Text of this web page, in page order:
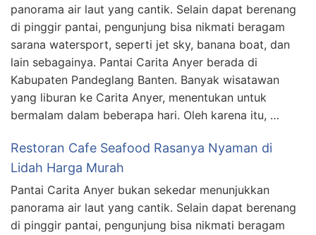
panorama air laut yang cantik. Selain dapat berenang
di pinggir pantai, pengunjung bisa nikmati beragam
sarana watersport, seperti jet sky, banana boat, dan
lain sebagainya. Pantai Carita Anyer berada di
Kabupaten Pandeglang Banten. Banyak wisatawan
yang liburan ke Carita Anyer, menentukan untuk
bermalam dalam beberapa hari. Oleh karena itu, …
Restoran Cafe Seafood Rasanya Nyaman di
Lidah Harga Murah
Pantai Carita Anyer bukan sekedar menunjukkan
panorama air laut yang cantik. Selain dapat berenang
di pinggir pantai, pengunjung bisa nikmati beragam